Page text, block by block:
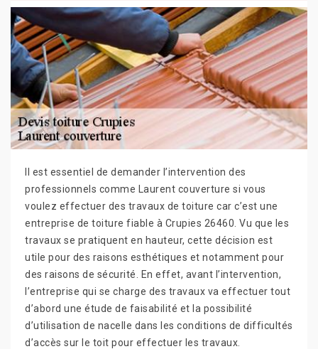
Il est essentiel de demander l’intervention des
professionnels comme Laurent couverture si vous
voulez effectuer des travaux de toiture car c’est une
entreprise de toiture fiable à Crupies 26460. Vu que les
travaux se pratiquent en hauteur, cette décision est
utile pour des raisons esthétiques et notamment pour
des raisons de sécurité. En effet, avant l’intervention,
l’entreprise qui se charge des travaux va effectuer tout
d’abord une étude de faisabilité et la possibilité
d’utilisation de nacelle dans les conditions de difficultés
d’accès sur le toit pour effectuer les travaux.